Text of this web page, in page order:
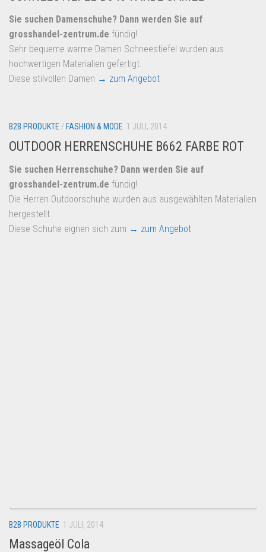
Sie suchen Damenschuhe? Dann werden Sie auf
grosshandel-zentrum.de fündig!
Sehr bequeme warme Damen Schneestiefel wurden aus
hochwertigen Materialien gefertigt.
Diese stilvollen Damen → zum Angebot
B2B PRODUKTE/ FASHION & MODE 1 JULI, 2014
OUTDOOR HERRENSCHUHE B662 FARBE ROT
Sie suchen Herrenschuhe? Dann werden Sie auf
grosshandel-zentrum.de fündig!
Die Herren Outdoorschuhe wurden aus ausgewählten Materialien
hergestellt.
Diese Schuhe eignen sich zum → zum Angebot
B2B PRODUKTE 1 JULI, 2014
Massageöl Cola